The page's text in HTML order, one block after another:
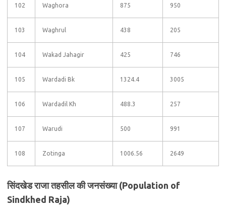
102 Waghora 875 950
103 Waghrul 438 205
104 Wakad Jahagir 425 746
105 Wardadi Bk 1324.4 3005
106 Wardadil Kh 488.3 257
107 Warudi 500 991
108 Zotinga 1006.56 2649
सिंदखेड राजा तहसील की जनसंख्या (Population of
Sindkhed Raja)